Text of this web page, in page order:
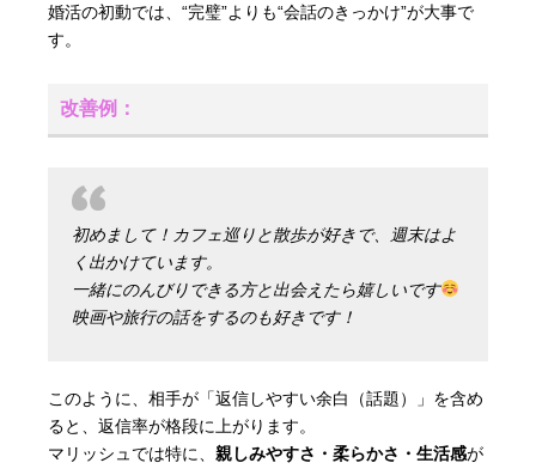
婚活の初動では、“完璧”よりも“会話のきっかけ”が大事で
す。
改善例：
初めまして！カフェ巡りと散歩が好きで、週末はよ
く出かけています。
一緒にのんびりできる方と出会えたら嬉しいです
映画や旅行の話をするのも好きです！
このように、相手が「返信しやすい余白（話題）」を含め
ると、返信率が格段に上がります。
マリッシュでは特に、親しみやすさ・柔らかさ・生活感が